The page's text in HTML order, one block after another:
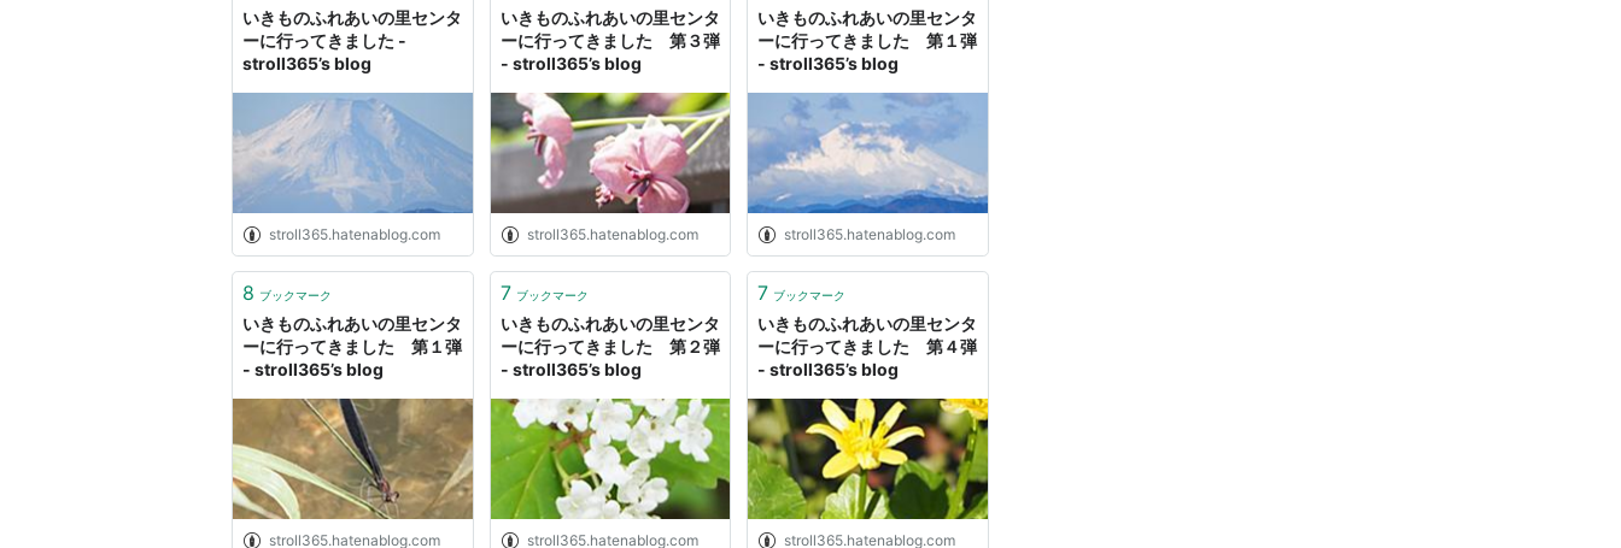
いきものふれあいの里センタ
ーに行ってきました -
stroll365’s blog
stroll365.hatenablog.com
いきものふれあいの里センタ
ーに行ってきました 第３弾
- stroll365’s blog
stroll365.hatenablog.com
いきものふれあいの里センタ
ーに行ってきました 第１弾
- stroll365’s blog
stroll365.hatenablog.com
8 ブックマーク
いきものふれあいの里センタ
ーに行ってきました 第１弾
- stroll365’s blog
stroll365.hatenablog.com
7 ブックマーク
いきものふれあいの里センタ
ーに行ってきました 第２弾
- stroll365’s blog
stroll365.hatenablog.com
7 ブックマーク
いきものふれあいの里センタ
ーに行ってきました 第４弾
- stroll365’s blog
stroll365.hatenablog.com